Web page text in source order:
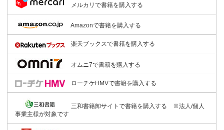
メルカリで書籍を購入する
Amazonで書籍を購入する
楽天ブックスで書籍を購入する
オムニ7で書籍を購入する
ローチケHMVで書籍を購入する
三和書籍卸サイトで書籍を購入する ※法人/個人
事業主様が対象です